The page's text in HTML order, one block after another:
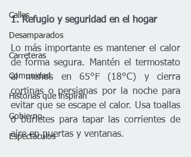
Calles
Desamparados
Carreteras
Comunidad
Historias que inspiran
Gobierno
Espectáculos
1. Refugio y seguridad en el hogar
Lo más importante es mantener el calor
de forma segura. Mantén el termostato
al menos en 65°F (18°C) y cierra
cortinas o persianas por la noche para
evitar que se escape el calor. Usa toallas
o burletes para tapar las corrientes de
aire en puertas y ventanas.